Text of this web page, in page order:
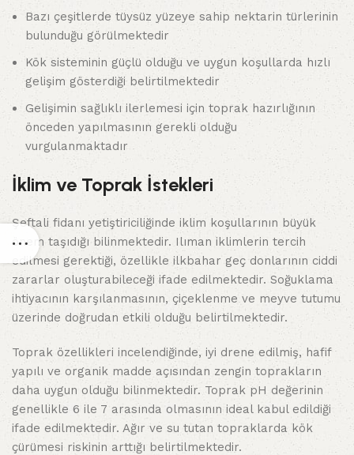
Bazı çeşitlerde tüysüz yüzeye sahip nektarin türlerinin
bulunduğu görülmektedir
Kök sisteminin güçlü olduğu ve uygun koşullarda hızlı
gelişim gösterdiği belirtilmektedir
Gelişimin sağlıklı ilerlemesi için toprak hazırlığının
önceden yapılmasının gerekli olduğu
vurgulanmaktadır
İklim ve Toprak İstekleri
Şeftali fidanı yetiştiriciliğinde iklim koşullarının büyük
önem taşıdığı bilinmektedir. Ilıman iklimlerin tercih
edilmesi gerektiği, özellikle ilkbahar geç donlarının ciddi
zararlar oluşturabileceği ifade edilmektedir. Soğuklama
ihtiyacının karşılanmasının, çiçeklenme ve meyve tutumu
üzerinde doğrudan etkili olduğu belirtilmektedir.
Toprak özellikleri incelendiğinde, iyi drene edilmiş, hafif
yapılı ve organik madde açısından zengin toprakların
daha uygun olduğu bilinmektedir. Toprak pH değerinin
genellikle 6 ile 7 arasında olmasının ideal kabul edildiği
ifade edilmektedir. Ağır ve su tutan topraklarda kök
çürümesi riskinin arttığı belirtilmektedir.